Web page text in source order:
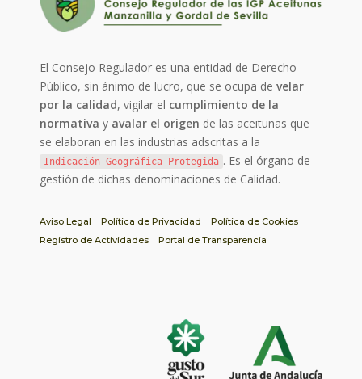
El Consejo Regulador es una entidad de Derecho
Público, sin ánimo de lucro, que se ocupa develar
por la calidad, vigilar el cumplimiento de la
normativa y avalar el origen de las aceitunas que
se elaboran en las industrias adscritas a la
Indicación Geográfica Protegida . Es el órgano de
gestión de dichas denominaciones de Calidad.
Aviso Legal Política de Privacidad
Política de Cookies
Registro de Actividades
Portal de Transparencia